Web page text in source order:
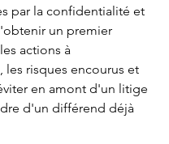
par la confidentialité et
un premier
actions à
les risques encourus et
en amont d'un litige
d'un différend déjà